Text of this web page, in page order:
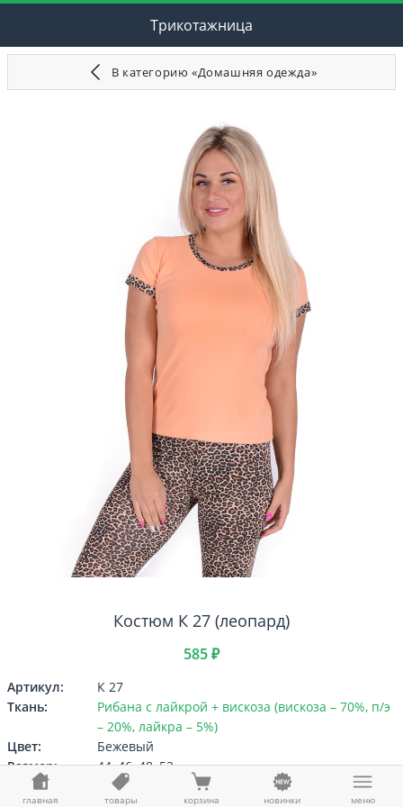
Трикотажница
В категорию «Домашняя одежда»
Костюм К 27 (леопард)
585 ₽
Артикул:
К 27
Ткань:
Рибана с лайкрой + вискоза (вискоза – 70%, п/э
– 20%, лайкра – 5%)
Цвет:
Бежевый
Размер:
44, 46, 48, 52
ВыберитеРазмер